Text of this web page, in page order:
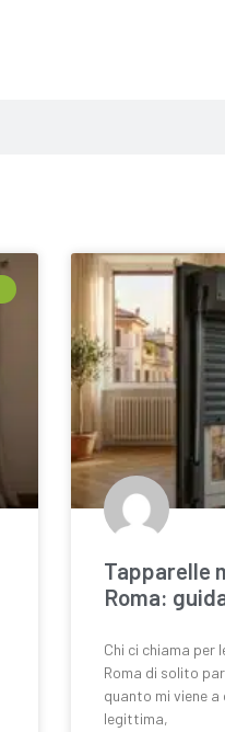
Tapparelle
Roma:
Chi ci chiama per
Roma di solito
quanto mi viene a
legittima,